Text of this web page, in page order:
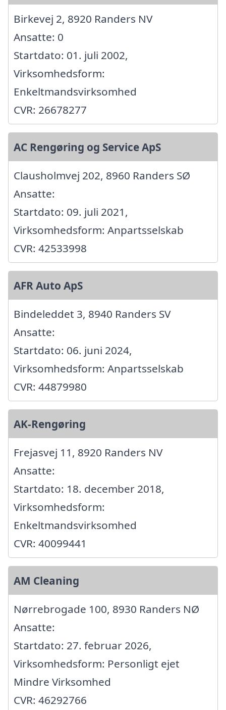
Birkevej 2, 8920 Randers NV
Ansatte: 0
Startdato: 01. juli 2002,
Virksomhedsform:
Enkeltmandsvirksomhed
CVR: 26678277
AC Rengøring og Service ApS
Clausholmvej 202, 8960 Randers SØ
Ansatte:
Startdato: 09. juli 2021,
Virksomhedsform: Anpartsselskab
CVR: 42533998
AFR Auto ApS
Bindeleddet 3, 8940 Randers SV
Ansatte:
Startdato: 06. juni 2024,
Virksomhedsform: Anpartsselskab
CVR: 44879980
AK-Rengøring
Frejasvej 11, 8920 Randers NV
Ansatte:
Startdato: 18. december 2018,
Virksomhedsform:
Enkeltmandsvirksomhed
CVR: 40099441
AM Cleaning
Nørrebrogade 100, 8930 Randers NØ
Ansatte:
Startdato: 27. februar 2026,
Virksomhedsform: Personligt ejet
Mindre Virksomhed
CVR: 46292766